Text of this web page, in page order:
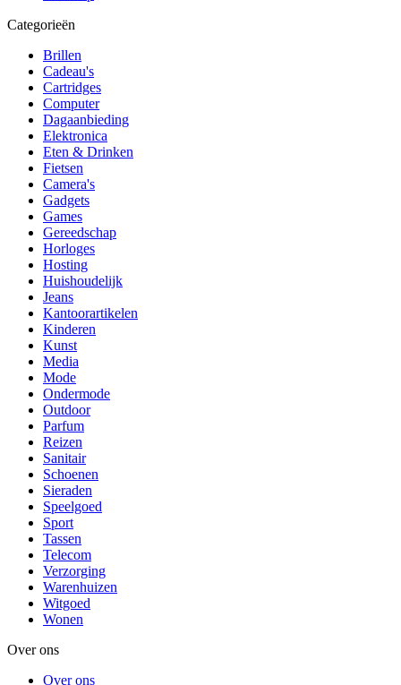
Categorieën
Brillen
Cadeau's
Cartridges
Computer
Dagaanbieding
Elektronica
Eten & Drinken
Fietsen
Camera's
Gadgets
Games
Gereedschap
Horloges
Hosting
Huishoudelijk
Jeans
Kantoorartikelen
Kinderen
Kunst
Media
Mode
Ondermode
Outdoor
Parfum
Reizen
Sanitair
Schoenen
Sieraden
Speelgoed
Sport
Tassen
Telecom
Verzorging
Warenhuizen
Witgoed
Wonen
Over ons
Over ons